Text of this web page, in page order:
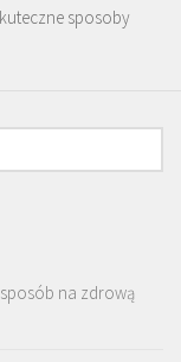
sposoby
na zdrową